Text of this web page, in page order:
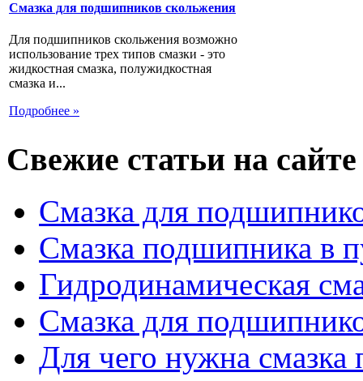
Смазка для подшипников скольжения
Для подшипников скольжения возможно
использование трех типов смазки - это
жидкостная смазка, полужидкостная
смазка и...
Подробнее »
Свежие статьи на сайте
Смазка для
Смазка подшипника в
Гидродинамическая
Смазка для
Для чего нужна